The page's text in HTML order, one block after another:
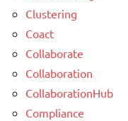
Clustering
Coact
Collaborate
Collaboration
CollaborationHub
Compliance